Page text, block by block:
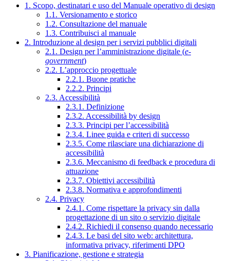
1. Scopo, destinatari e uso del Manuale operativo di design
1.1. Versionamento e storico
1.2. Consultazione del manuale
1.3. Contribuisci al manuale
2. Introduzione al design per i servizi pubblici digitali
2.1. Design per l’amministrazione digitale (e-
government)
2.2. L’approccio progettuale
2.2.1. Buone pratiche
2.2.2. Principi
2.3. Accessibilità
2.3.1. Definizione
2.3.2. Accessibilità by design
2.3.3. Principi per l’accessibilità
2.3.4. Linee guida e criteri di successo
2.3.5. Come rilasciare una dichiarazione di
accessibilità
2.3.6. Meccanismo di feedback e procedura di
attuazione
2.3.7. Obiettivi accessibilità
2.3.8. Normativa e approfondimenti
2.4. Privacy
2.4.1. Come rispettare la privacy sin dalla
progettazione di un sito o servizio digitale
2.4.2. Richiedi il consenso quando necessario
2.4.3. Le basi del sito web: architettura,
informativa privacy, riferimenti DPO
3. Pianificazione, gestione e strategia